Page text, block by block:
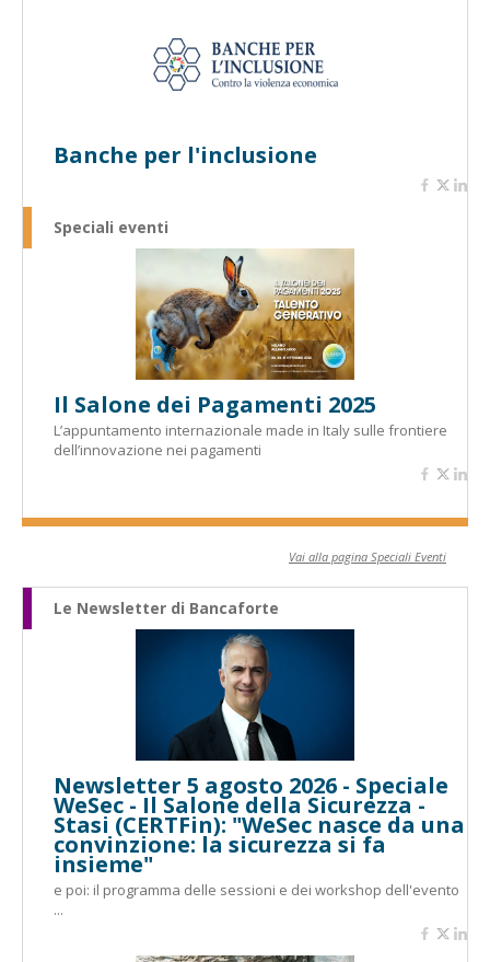
Banche per l'inclusione
Speciali eventi
Il Salone dei Pagamenti 2025
L’appuntamento internazionale made in Italy sulle frontiere
dell’innovazione nei pagamenti
Vai alla pagina Speciali Eventi
Le Newsletter di Bancaforte
Newsletter 5 agosto 2026 - Speciale
WeSec - Il Salone della Sicurezza -
Stasi (CERTFin): "WeSec nasce da una
convinzione: la sicurezza si fa
insieme"
e poi: il programma delle sessioni e dei workshop dell'evento
...